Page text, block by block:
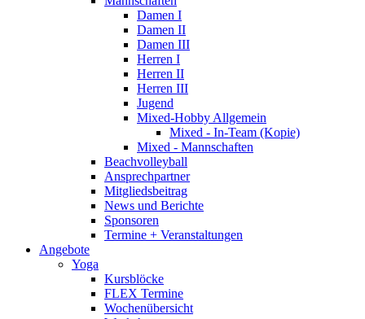
Damen I
Damen II
Damen III
Herren I
Herren II
Herren III
Jugend
Mixed-Hobby Allgemein
Mixed - In-Team (Kopie)
Mixed - Mannschaften
Beachvolleyball
Ansprechpartner
Mitgliedsbeitrag
News und Berichte
Sponsoren
Termine + Veranstaltungen
Angebote
Yoga
Kursblöcke
FLEX Termine
Wochenübersicht